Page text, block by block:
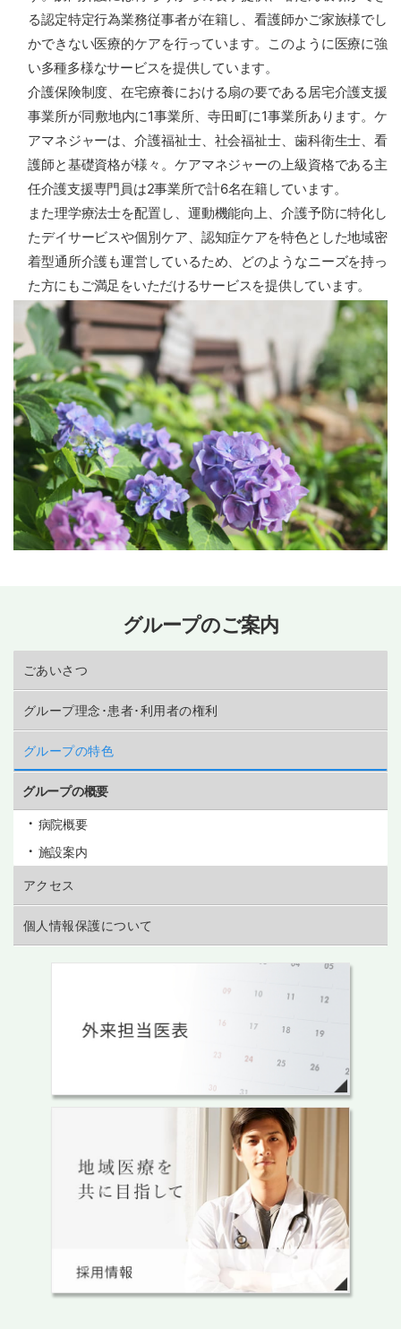
グループのご案内
ごあいさつ
グループ理念･患者･利用者の権利
グループの特色
グループの概要
病院概要
施設案内
アクセス
個人情報保護について
る認定特定行為業務従事者が在籍し、看護師かご家族様でし
かできない医療的ケアを行っています。このように医療に強
い多種多様なサービスを提供しています。
介護保険制度、在宅療養における扇の要である居宅介護支援
事業所が同敷地内に1事業所、寺田町に1事業所あります。ケ
アマネジャーは、介護福祉士、社会福祉士、歯科衛生士、看
護師と基礎資格が様々。ケアマネジャーの上級資格である主
任介護支援専門員は2事業所で計6名在籍しています。
また理学療法士を配置し、運動機能向上、介護予防に特化し
たデイサービスや個別ケア、認知症ケアを特色とした地域密
着型通所介護も運営しているため、どのようなニーズを持っ
た方にもご満足をいただけるサービスを提供しています。